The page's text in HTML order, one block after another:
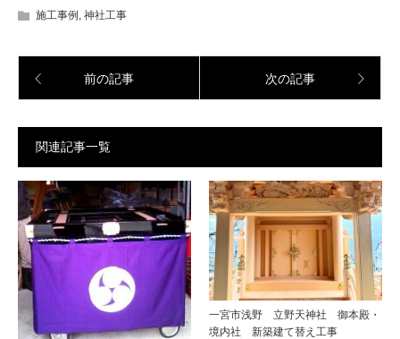
施工事例 神社工事
前の記事 次の記事
関連記事一覧
一宮市浅野 立野天神社 御本殿・
境内社 新築建て替え工事